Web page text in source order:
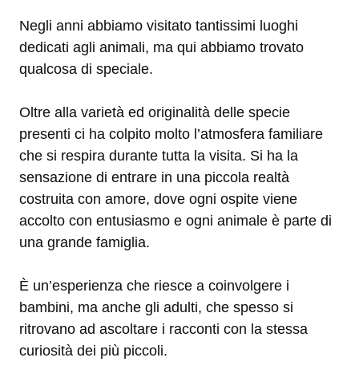
Negli anni abbiamo visitato tantissimi luoghi
dedicati agli animali, ma qui abbiamo trovato
qualcosa di speciale.
Oltre alla varietà ed originalità delle specie
presenti ci ha colpito molto l’atmosfera familiare
che si respira durante tutta la visita. Si ha la
sensazione di entrare in una piccola realtà
costruita con amore, dove ogni ospite viene
accolto con entusiasmo e ogni animale è parte di
una grande famiglia.
È un’esperienza che riesce a coinvolgere i
bambini, ma anche gli adulti, che spesso si
ritrovano ad ascoltare i racconti con la stessa
curiosità dei più piccoli.